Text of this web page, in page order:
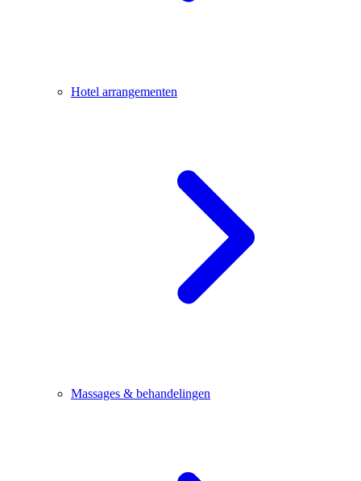
Hotel arrangementen
Massages & behandelingen